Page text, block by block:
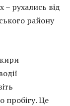
– рухались від
району
пробігу. Це